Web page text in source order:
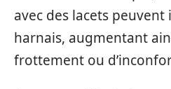
avec des lacets
harnais, augmentant
frottement ou